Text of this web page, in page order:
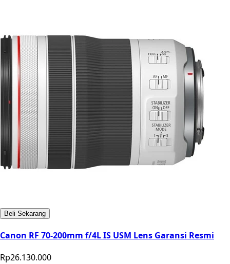
Beli Sekarang
Canon RF 70-200mm f/4L IS USM Lens Garansi Resmi
Rp26.130.000